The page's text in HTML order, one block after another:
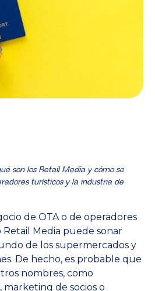
son los Retail Media y cómo se
turísticos y la industria de
de OTA o de operadores
Media puede sonar
de los supermercados y
De hecho, es probable que
nombres, como
de socios o